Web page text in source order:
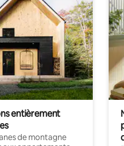
entièrement
de montagne